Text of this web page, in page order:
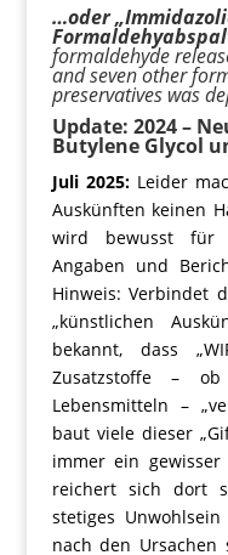
…oder
formaldehyde
and seven other
preservatives was
Update: 2024 –
Butylene Glycol
Juli 2025:Leider
Auskünften keinen
wird bewusst für
Angaben und
Hinweis: Verbindet
„künstlichen
bekannt, dass
Zusatzstoffe –
Lebensmitteln –
baut viele dieser
immer ein
reichert sich dort
stetiges
nach den